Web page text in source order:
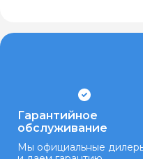
Гарантийное
обслуживание
Мы официальные